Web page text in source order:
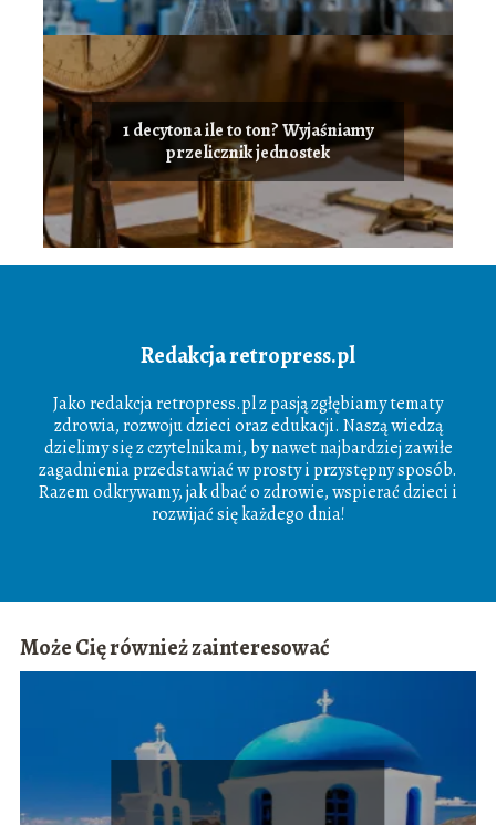
1 decytona ile to ton? Wyjaśniamy
przelicznik jednostek
Redakcja retropress.pl
Jako redakcja retropress.pl z pasją zgłębiamy tematy
zdrowia, rozwoju dzieci oraz edukacji. Naszą wiedzą
dzielimy się z czytelnikami, by nawet najbardziej zawiłe
zagadnienia przedstawiać w prosty i przystępny sposób.
Razem odkrywamy, jak dbać o zdrowie, wspierać dzieci i
rozwijać się każdego dnia!
Może Cię również zainteresować